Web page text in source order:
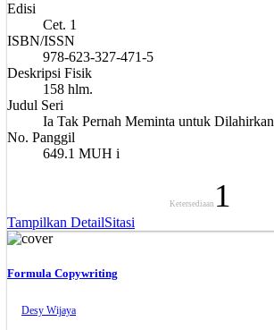
Edisi
Cet. 1
ISBN/ISSN
978-623-327-471-5
Deskripsi Fisik
158 hlm.
Judul Seri
Ia Tak Pernah Meminta untuk Dilahirkan
No. Panggil
649.1 MUH i
Ketersediaan 1
Tampilkan DetailSitasi
Formula Copywriting
Desy Wijaya